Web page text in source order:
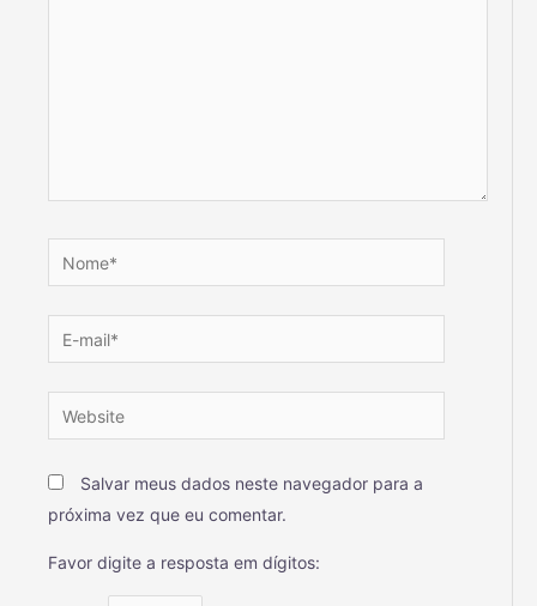
Salvar meus dados neste navegador para a
próxima vez que eu comentar.
Favor digite a resposta em dígitos: